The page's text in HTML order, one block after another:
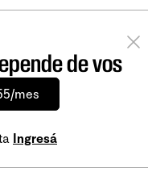
de vos
mes
Ingresá